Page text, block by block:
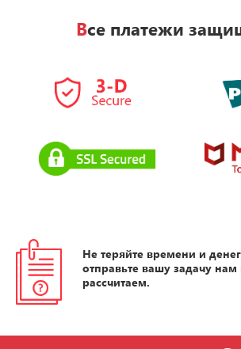
Все платежи
Не теряйте времени и
отправьте вашу задачу
рассчитаем.